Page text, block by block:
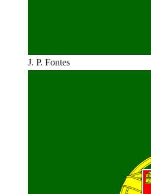
J. P. Fontes